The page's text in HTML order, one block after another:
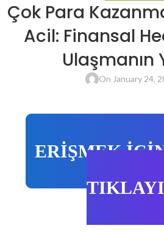
Çok Para
Acil: Finansal
Ulaşmanın
On January 24,
ERİŞMEK